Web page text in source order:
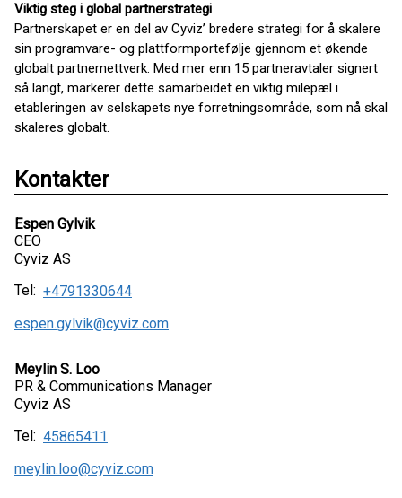
Viktig steg i global partnerstrategi
Partnerskapet er en del av Cyviz’ bredere strategi for å skalere
sin programvare- og plattformportefølje gjennom et økende
globalt partnernettverk. Med mer enn 15 partneravtaler signert
så langt, markerer dette samarbeidet en viktig milepæl i
etableringen av selskapets nye forretningsområde, som nå skal
skaleres globalt.
Kontakter
Espen Gylvik
CEO
Cyviz AS
Tel: +4791330644
espen.gylvik@cyviz.com
Meylin S. Loo
PR & Communications Manager
Cyviz AS
Tel: 45865411
meylin.loo@cyviz.com